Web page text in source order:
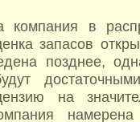
компания в
запасов
позднее,
на